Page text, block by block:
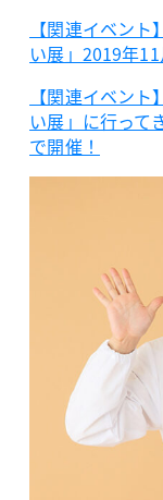
【関連イベン
い展」2019年
【関連イベン
い展」に行って
で開催！